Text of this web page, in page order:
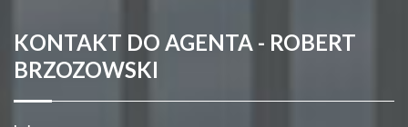
KONTAKT DO AGENTA - ROBERT
BRZOZOWSKI